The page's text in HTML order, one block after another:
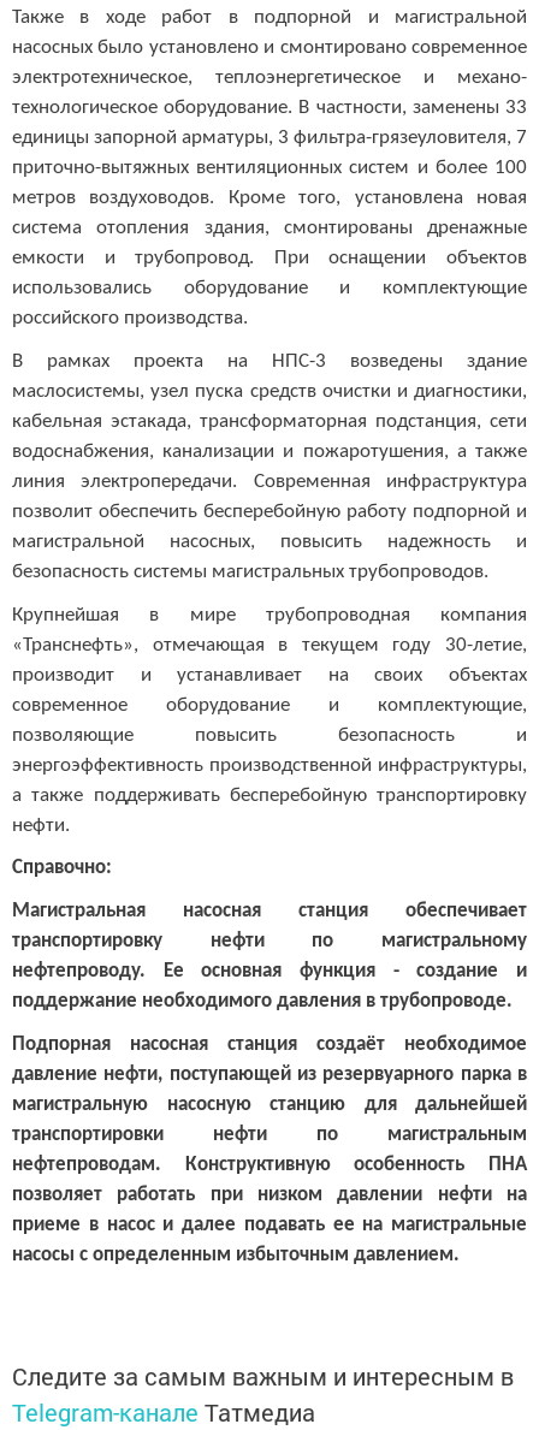
Также в ходе работ в подпорной и магистральной
насосных было установлено и смонтировано современное
электротехническое, теплоэнергетическое и механо-
технологическое оборудование. В частности, заменены 33
единицы запорной арматуры, 3 фильтра-грязеуловителя, 7
приточно-вытяжных вентиляционных систем и более 100
метров воздуховодов. Кроме того, установлена новая
система отопления здания, смонтированы дренажные
емкости и трубопровод. При оснащении объектов
использовались оборудование и комплектующие
российского производства.
В рамках проекта на НПС-3 возведены здание
маслосистемы, узел пуска средств очистки и диагностики,
кабельная эстакада, трансформаторная подстанция, сети
водоснабжения, канализации и пожаротушения, а также
линия электропередачи. Современная инфраструктура
позволит обеспечить бесперебойную работу подпорной и
магистральной насосных, повысить надежность и
безопасность системы магистральных трубопроводов.
Крупнейшая в мире трубопроводная компания
«Транснефть», отмечающая в текущем году 30-летие,
производит и устанавливает на своих объектах
современное оборудование и комплектующие,
позволяющие повысить безопасность и
энергоэффективность производственной инфраструктуры,
а также поддерживать бесперебойную транспортировку
нефти.
Справочно:
Магистральная насосная станция обеспечивает
транспортировку нефти по магистральному
нефтепроводу. Ее основная функция - создание и
поддержание необходимого давления в трубопроводе.
Подпорная насосная станция создаёт необходимое
давление нефти, поступающей из резервуарного парка в
магистральную насосную станцию для дальнейшей
транспортировки нефти по магистральным
нефтепроводам. Конструктивную особенность ПНА
позволяет работать при низком давлении нефти на
приеме в насос и далее подавать ее на магистральные
насосы с определенным избыточным давлением.
Следите за самым важным и интересным в
Telegram-канале Татмедиа